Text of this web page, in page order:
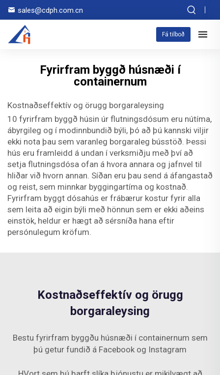
sales@cdph.com.cn
Fá tilboð
Fyrirfram byggð húsnæði í
containernum
Kostnaðseffektív og örugg borgaraleysing
10 fyrirfram byggð húsin úr flutningsdósum eru nútíma,
ábyrgileg og í modinnbundið býli, þó að þú kannski viljir
ekki nota þau sem varanleg borgaraleg bússtöð. Þessi
hús eru framleidd á undan í verksmiðju með því að
setja flutningsdósa ofan á hvora annara og jafnvel til
hliðar við hvorn annan. Síðan eru þau send á áfangastað
og reist, sem minnkar byggingartíma og kostnað.
Fyrirfram byggt dósahús er frábærur kostur fyrir alla
sem leita að eigin býli með hönnun sem er ekki aðeins
einstök, heldur er hægt að sérsníða hana eftir
persónulegum kröfum.
Kostnaðseffektív og örugg
borgaraleysing
Bestu fyrirfram byggðu húsnæði í containernum sem
þú getur fundið á Facebook og Instagram